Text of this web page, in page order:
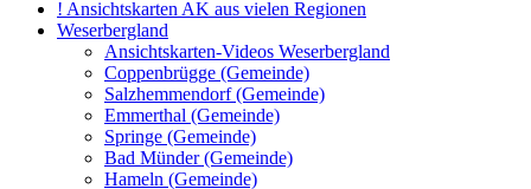
! Ansichtskarten AK aus vielen Regionen
Weserbergland
Ansichtskarten-Videos Weserbergland
Coppenbrügge (Gemeinde)
Salzhemmendorf (Gemeinde)
Emmerthal (Gemeinde)
Springe (Gemeinde)
Bad Münder (Gemeinde)
Hameln (Gemeinde)